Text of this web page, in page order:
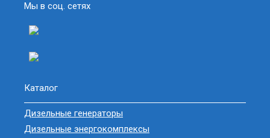
Мы в соц. сетях
Каталог
Дизельные генераторы
Дизельные энергокомплексы